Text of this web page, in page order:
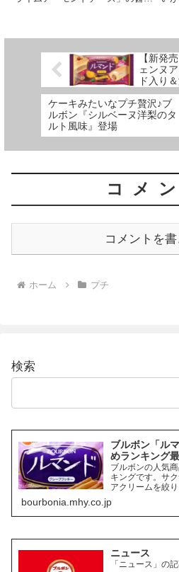
と
え
に
の
昆
ポ
味
を
【新発
ェンヌ
ド入り
と発売
ケーキみたいなプチ贅沢♪ブ
ルボン『シルベーヌ洋梨のタ
ルト風味』登場
コメ
コメントを
ホーム プチ
検索
ブルボン「ル
めランキング
ブルボンの人気
キングです。サ
アクリームを絞
したお菓子「ル
の商品がありま
すすめの商品を3
bourbonia.mhy.co.jp
ニュース
「ニュース」の